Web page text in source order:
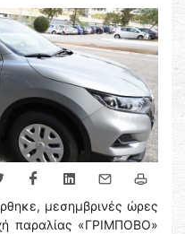
μεσημβρινές ώρες
παραλίας «ΓΡΙΜΠΟΒΟ»